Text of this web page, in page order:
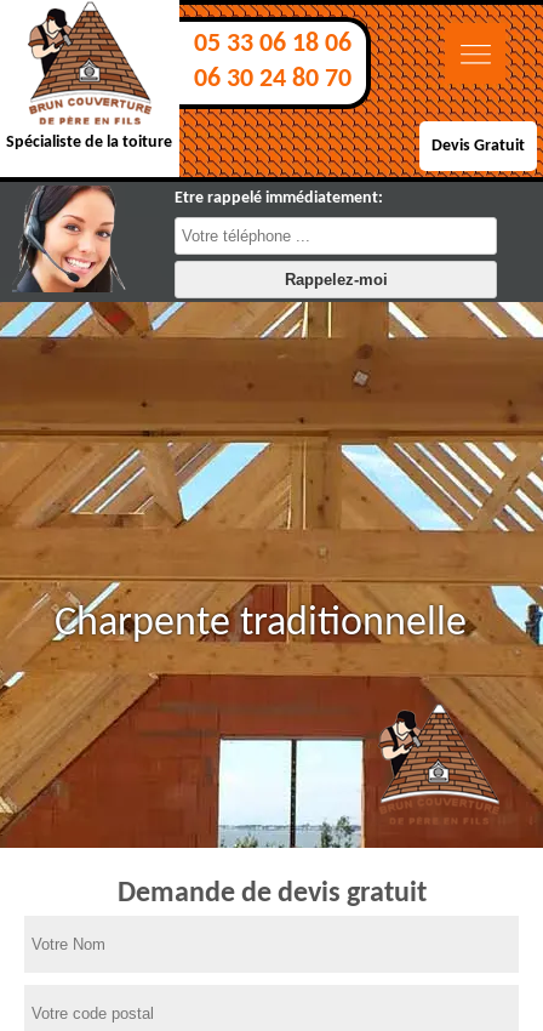
Spécialiste de la toiture
05 33 06 18 06
06 30 24 80 70
Devis Gratuit
Etre rappelé immédiatement:
Charpente traditionnelle
Pose de tuile
Demande de devis gratuit